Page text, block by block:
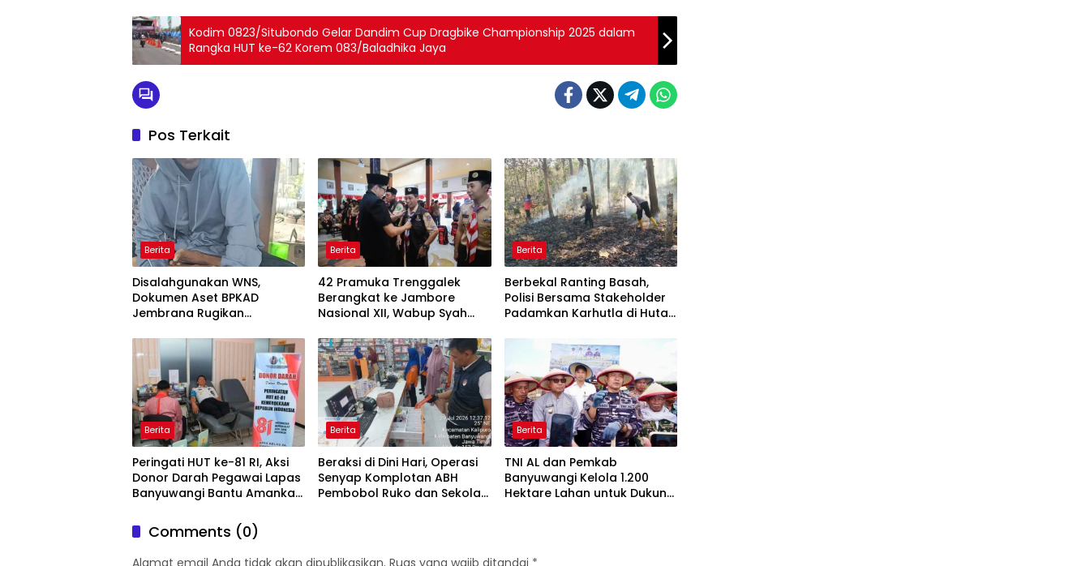
Kodim 0823/Situbondo Gelar Dandim Cup Dragbike Championship 2025 dalam
Rangka HUT ke-62 Korem 083/Baladhika Jaya
Pos Terkait
Berita
Disalahgunakan WNS,
Dokumen Aset BPKAD
Jembrana Rugikan
Berita
42 Pramuka Trenggalek
Berangkat ke Jambore
Nasional XII, Wabup Syah
Daerah
Berita
Berbekal Ranting Basah,
Polisi Bersama Stakeholder
Padamkan Karhutla di Hutan
Berita
Peringati HUT ke-81 RI, Aksi
Donor Darah Pegawai Lapas
Banyuwangi Bantu Amankan
Berita
Beraksi di Dini Hari, Operasi
Senyap Komplotan ABH
Pembobol Ruko dan Sekolah
Berita
TNI AL dan Pemkab
Banyuwangi Kelola 1.200
Hektare Lahan untuk Dukung
Comments (0)